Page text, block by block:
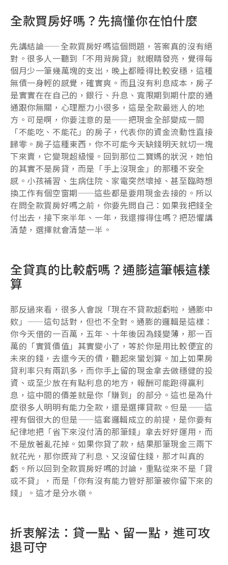
全款買房好嗎？先搞懂你在怕什麼
先講結論——全款買房好嗎這個問題，答案真的沒有絕
對。很多人一聽到「不用背房貸」就眼睛發亮，覺得每
個月少一筆幾萬塊的支出，晚上都睡得比較安穩，這種
無債一身輕的感覺，確實爽。而且沒有利息成本，房子
是實實在在自己的，銀行、升息、寬限期到期什麼的通
通跟你無關，心理壓力小很多，這是全款最迷人的地
方。可是啊，你要注意的是——把現金全部變成一間
「不能吃、不能花」的房子，代表你的資金流動性直接
歸零。房子這種東西，你不可能今天缺錢明天就切一塊
下來賣，它變現超級慢。回到那位二寶媽的狀況，她怕
的其實不是房貸，而是「手上沒現金」的那種不安全
感。小孩補習、生病住院、家電突然壞掉、甚至臨時想
換工作有個空窗期——這些都是要用現金去接的。所以
在問全款買房好嗎之前，你要先問自己：如果我把錢全
付出去，接下來半年、一年，我還撐得住嗎？把恐懼講
清楚，選擇就會清楚一半。
全貸真的比較虧嗎？通膨這筆帳這樣
算
那反過來看，很多人會說「現在不貸款超虧啦，通膨中
欸」——這句話對，但也不全對。通膨的邏輯是這樣：
你今天借的一百萬，五年、十年後因為錢變薄，那一百
萬的「實質價值」其實變小了，等於你是用比較便宜的
未來的錢，去還今天的債，聽起來蠻划算。加上如果房
貸利率只有兩趴多，而你手上留的現金拿去做穩健的投
資、或至少放在有點利息的地方，報酬可能跑得贏利
息，這中間的價差就是你「賺到」的部分。這也是為什
麼很多人明明有能力全款，還是選擇貸款。但是——這
裡有個很大的但是——這套邏輯成立的前提，是你要有
紀律地把「省下來沒付清的那筆錢」拿去好好運用，而
不是放著亂花掉。如果你貸了款，結果那筆現金三兩下
就花光，那你既背了利息、又沒留住錢，那才叫真的
虧。所以回到全款買房好嗎的討論，重點從來不是「貸
或不貸」，而是「你有沒有能力管好那筆被你留下來的
錢」。這才是分水嶺。
折衷解法：貸一點、留一點，進可攻
退可守